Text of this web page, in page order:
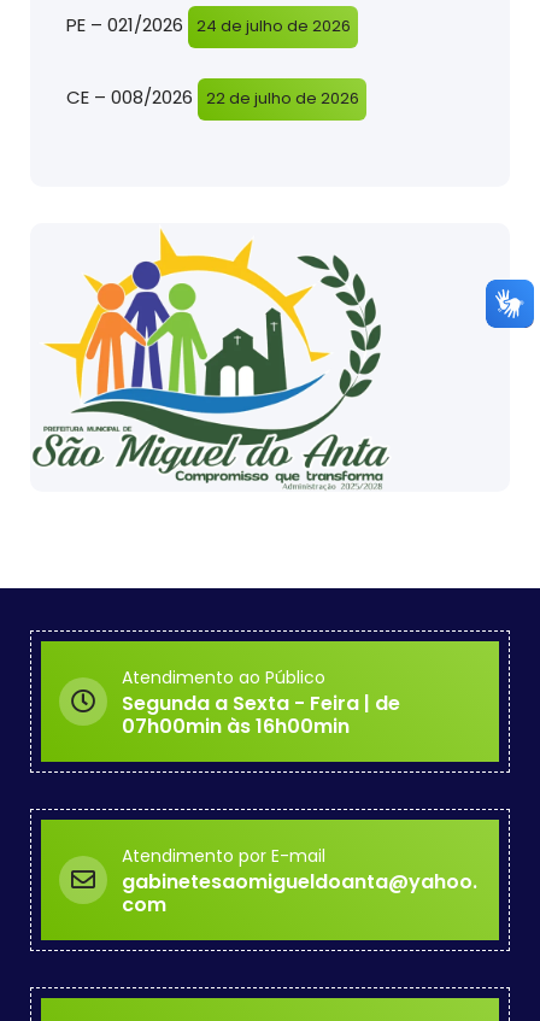
PE – 021/2026 24 de julho de 2026
CE – 008/2026 22 de julho de 2026
Atendimento ao Público
Segunda a Sexta - Feira | de
07h00min às 16h00min
Atendimento por E-mail
gabinetesaomigueldoanta@yahoo.
com